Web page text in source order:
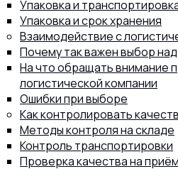
Упаковка и
Упаковка и срок хранения
Взаимодействие с
Почему так важен выбор
На что обращать внимание
логистической компании
Ошибки при выборе
Как контролировать
Методы контроля на складе
Контроль транспортировки
Проверка качества на